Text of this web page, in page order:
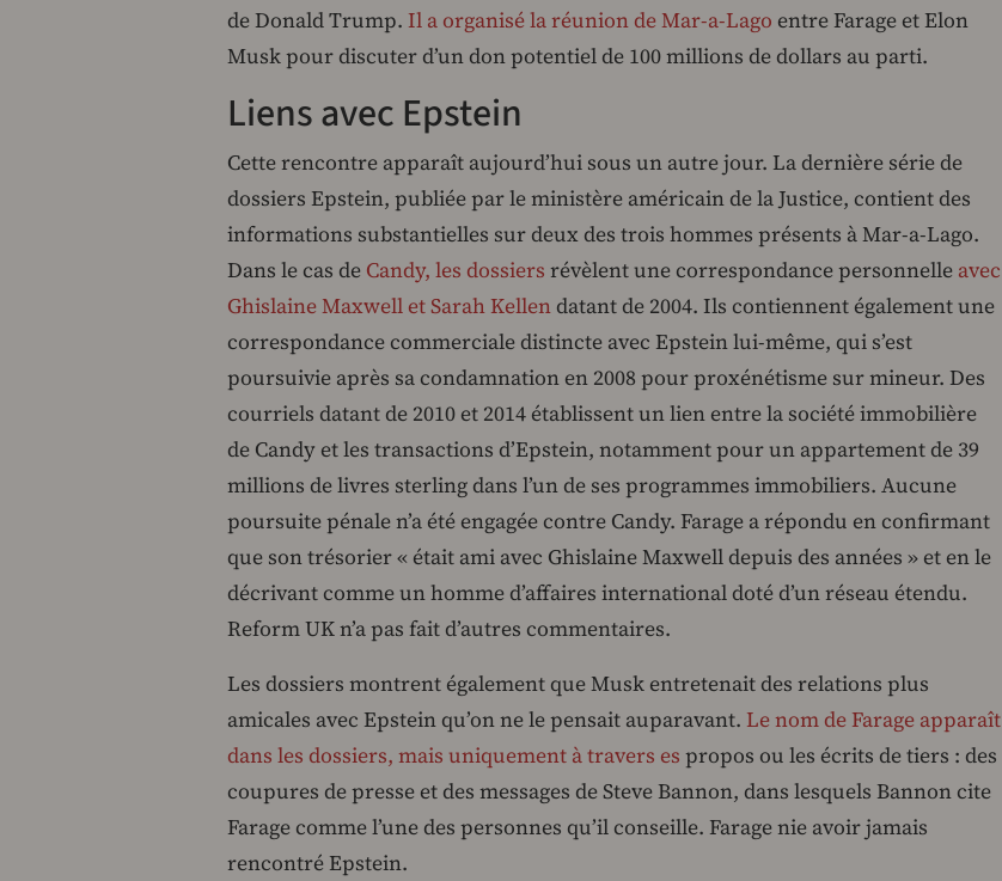
de Donald Trump. Il a organisé la réunion de Mar-a-Lago entre Farage et Elon
Musk pour discuter d’un don potentiel de 100 millions de dollars au parti.
Liens avec Epstein
Cette rencontre apparaît aujourd’hui sous un autre jour. La dernière série de
dossiers Epstein, publiée par le ministère américain de la Justice, contient des
informations substantielles sur deux des trois hommes présents à Mar-a-Lago.
Dans le cas de Candy, les dossiers révèlent une correspondance personnelle avec
Ghislaine Maxwell et Sarah Kellen datant de 2004. Ils contiennent également une
correspondance commerciale distincte avec Epstein lui-même, qui s’est
poursuivie après sa condamnation en 2008 pour proxénétisme sur mineur. Des
courriels datant de 2010 et 2014 établissent un lien entre la société immobilière
de Candy et les transactions d’Epstein, notamment pour un appartement de 39
millions de livres sterling dans l’un de ses programmes immobiliers. Aucune
poursuite pénale n’a été engagée contre Candy. Farage a répondu en confirmant
que son trésorier « était ami avec Ghislaine Maxwell depuis des années » et en le
décrivant comme un homme d’affaires international doté d’un réseau étendu.
Reform UK n’a pas fait d’autres commentaires.
Les dossiers montrent également que Musk entretenait des relations plus
amicales avec Epstein qu’on ne le pensait auparavant. Le nom de Farage apparaît
dans les dossiers, mais uniquement à travers es propos ou les écrits de tiers : des
coupures de presse et des messages de Steve Bannon, dans lesquels Bannon cite
Farage comme l’une des personnes qu’il conseille. Farage nie avoir jamais
rencontré Epstein.